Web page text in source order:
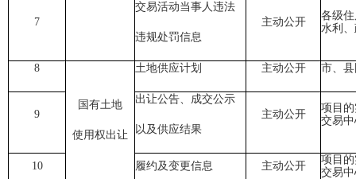
7
交易活动当事人违法
违规处罚信息
主动公开
各级
水利
8
国有土地
使用权出让
土地供应计划 主动公开 市、
9
出让公告、成交公示
以及供应结果
主动公开
项目
交易
10 履约及变更信息 主动公开
项目
交易